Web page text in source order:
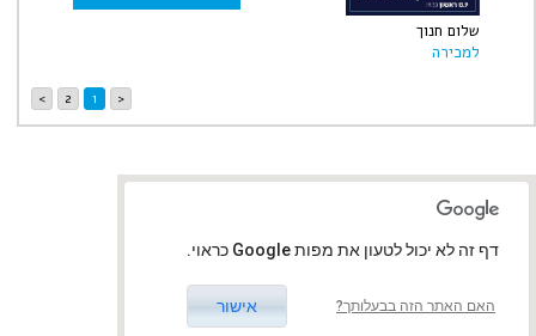
שלום חנוך
למכירה
<
1
2
>
קו רקיע - פארק אריאל שרון
‏דף זה לא יכול לטעון את מפות Google כראוי.
האם האתר הזה בבעלותך? אישור